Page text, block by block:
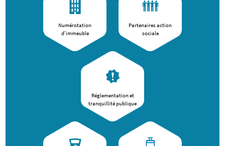
Numérotation
d’immeuble
Partenaires action
sociale
Réglementation et
tranquillité publique